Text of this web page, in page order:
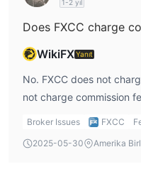
1-2 yıl
Does FXCC charge
WikiFXYanıt
No. FXCC does not
not charge commission
Broker Issues FXCC
2025-05-30
Amerika